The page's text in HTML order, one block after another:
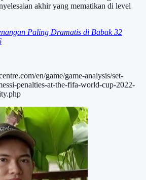
akhir yang mematikan di level
Paling Dramatis di Babak 32
en/game/game-analysis/set-
penalties-at-the-fifa-world-cup-2022-